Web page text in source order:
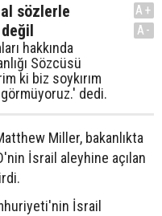
sözlerle
değil
hakkında
Sözcüsü
ki biz soykırım
dedi.
A+
A-
Miller, bakanlıkta
İsrail aleyhine açılan
İsrail